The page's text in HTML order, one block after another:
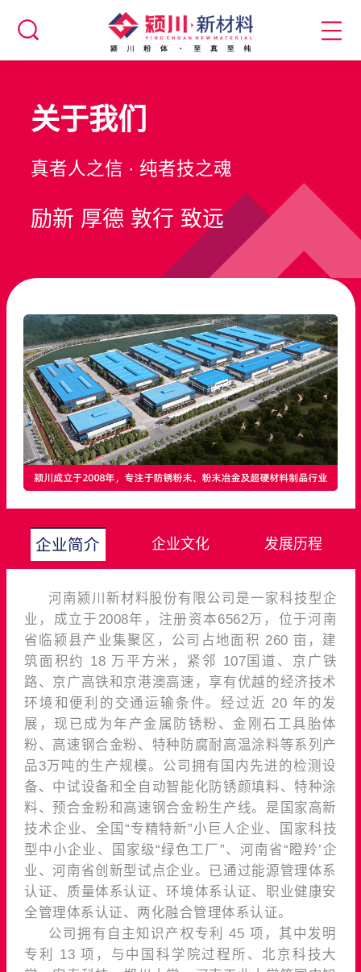
关于我们
真者人之信 · 纯者技之魂
励新 厚德 敦行 致远
企业简介 企业文化 发展历程
河南颍川新材料股份有限公司是一家科技型企
业，成立于2008年，注册资本6562万，位于河南
省临颍县产业集聚区，公司占地面积 260 亩，建
筑面积约 18 万平方米，紧邻 107国道、京广铁
路、京广高铁和京港澳高速，享有优越的经济技术
环境和便利的交通运输条件。经过近 20 年的发
展，现已成为年产金属防锈粉、金刚石工具胎体
粉、高速钢合金粉、特种防腐耐高温涂料等系列产
品3万吨的生产规模。公司拥有国内先进的检测设
备、中试设备和全自动智能化防锈颜填料、特种涂
料、预合金粉和高速钢合金粉生产线。是国家高新
技术企业、全国“专精特新”小巨人企业、国家科技
型中小企业、国家级“绿色工厂”、河南省“瞪羚’企
业、河南省创新型试点企业。已通过能源管理体系
认证、质量体系认证、环境体系认证、职业健康安
全管理体系认证、两化融合管理体系认证。
公司拥有自主知识产权专利 45 项，其中发明
专利 13 项，与中国科学院过程所、北京科技大